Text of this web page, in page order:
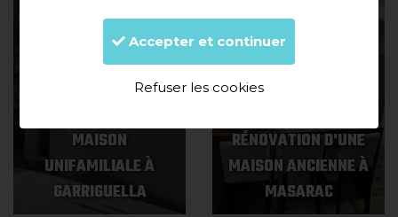
MAISON
UNIFAMILIALE À
GARRIGUELLA
RÉNOVATION D'UNE
MAISON ANCIENNE À
MASARAC
Accepter et continuer
Refuser les cookies